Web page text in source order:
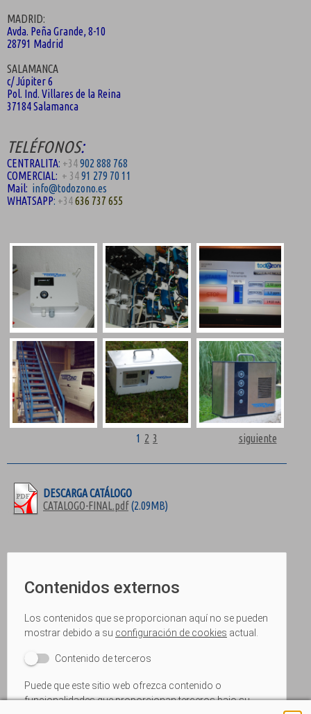
MADRID:
Avda. Peña Grande, 8-10
28791 Madrid
SALAMANCA
c/ Júpiter 6
Pol. Ind. Villares de la Reina
37184 Salamanca
TELÉFONOS:
CENTRALITA: +34902 888 768
COMERCIAL: + 3491 279 70 11
Mail: info@todozono.es
WHATSAPP: +34636 737 655
1 2 3 siguiente
DESCARGA CATÁLOGO
CATALOGO-FINAL.pdf(2.09MB)
Contenidos externos
Los contenidos que se proporcionan aquí no se pueden
mostrar debido a su configuración de cookies actual.
Contenido de terceros
Puede que este sitio web ofrezca contenido o
funcionalidades que proporcionan terceros bajo su